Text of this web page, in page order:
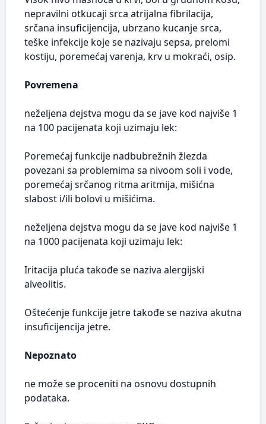
nepravilni otkucaji srca atrijalna fibrilacija,
srčana insuficijencija, ubrzano kucanje srca,
teške infekcije koje se nazivaju sepsa, prelomi
kostiju, poremećaj varenja, krv u mokraći, osip.
Povremena
neželjena dejstva mogu da se jave kod najviše 1
na 100 pacijenata koji uzimaju lek:
Poremećaj funkcije nadbubrežnih žlezda
povezani sa problemima sa nivoom soli i vode,
poremećaj srčanog ritma aritmija, mišićna
slabost i/ili bolovi u mišićima.
neželjena dejstva mogu da se jave kod najviše 1
na 1000 pacijenata koji uzimaju lek:
Iritacija pluća takođe se naziva alergijski
alveolitis.
Oštećenje funkcije jetre takođe se naziva akutna
insuficijencija jetre.
Nepoznato
ne može se proceniti na osnovu dostupnih
podataka.